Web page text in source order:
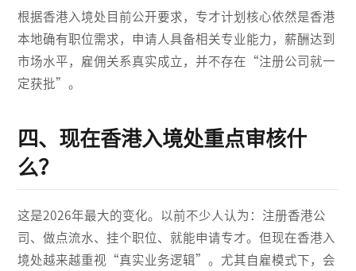
根据香港入境处目前公开要求，专才计划核心依然是香港
本地确有职位需求，申请人具备相关专业能力，薪酬达到
市场水平，雇佣关系真实成立，并不存在“注册公司就一
定获批”。
四、现在香港入境处重点审核什
么？
这是2026年最大的变化。以前不少人认为：注册香港公
司、做点流水、挂个职位、就能申请专才。但现在香港入
境处越来越重视“真实业务逻辑”。尤其自雇模式下，会